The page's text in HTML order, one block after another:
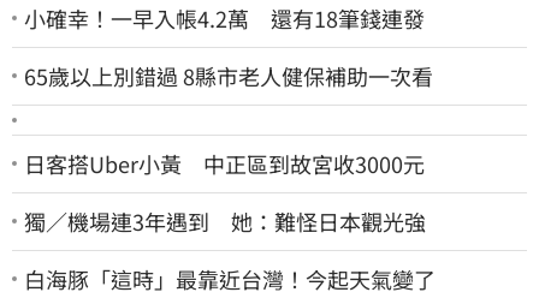
小確幸！一早入帳4.2萬 還有18筆錢連發
65歲以上別錯過 8縣市老人健保補助一次看
日客搭Uber小黃 中正區到故宮收3000元
獨／機場連3年遇到 她：難怪日本觀光強
白海豚「這時」最靠近台灣！今起天氣變了